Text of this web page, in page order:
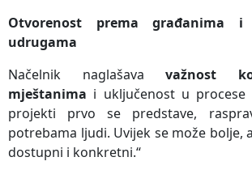
Otvorenost prema građanima
udrugama
Načelnik naglašava važnost
mještanima i uključenost u procese
projekti prvo se predstave,
potrebama ljudi. Uvijek se može bolje,
dostupni i konkretni.“